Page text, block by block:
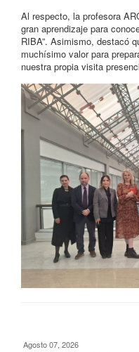
Al respecto, la profesora
gran aprendizaje para
RIBA”. Asimismo, destacó
muchísimo valor para
nuestra propia visita
Agosto 07, 2026